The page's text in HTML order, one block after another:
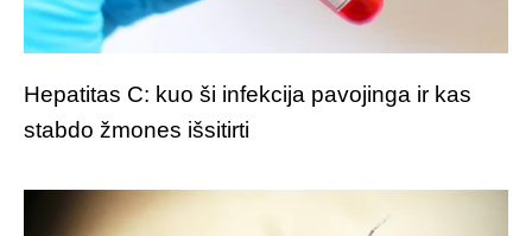
Hepatitas C: kuo ši infekcija pavojinga ir kas
stabdo žmones išsitirti